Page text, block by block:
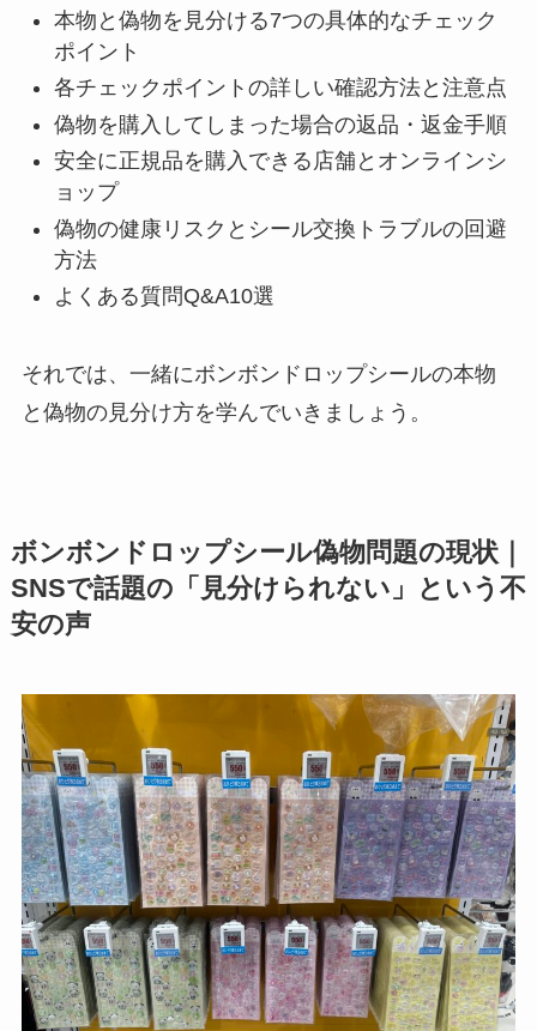
本物と偽物を見分ける7つの具体的なチェック
ポイント
各チェックポイントの詳しい確認方法と注意点
偽物を購入してしまった場合の返品・返金手順
安全に正規品を購入できる店舗とオンラインシ
ョップ
偽物の健康リスクとシール交換トラブルの回避
方法
よくある質問Q&A10選
それでは、一緒にボンボンドロップシールの本物
と偽物の見分け方を学んでいきましょう。
ボンボンドロップシール偽物問題の現状｜
SNSで話題の「見分けられない」という不
安の声